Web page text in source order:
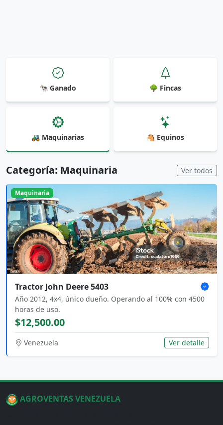
🐄 Ganado 🌳 Fincas
🚜 Maquinarias 🐴 Equinos
Categoría: Maquinaria Ver todos
Maquinaria
Tractor John Deere 5403
Año 2012, 4x4, único dueño. Operando al 100% con 4500
horas de uso.
$12,500.00
Venezuela Ver detalle
AGROVENTAS VENEZUELA